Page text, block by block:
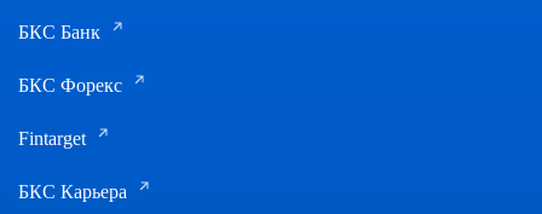
БКС Банк
БКС Форекс
Fintarget
БКС Карьера